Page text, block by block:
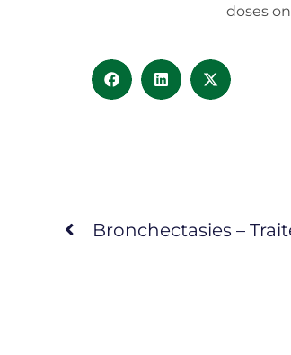
doses
Bronchectasies –